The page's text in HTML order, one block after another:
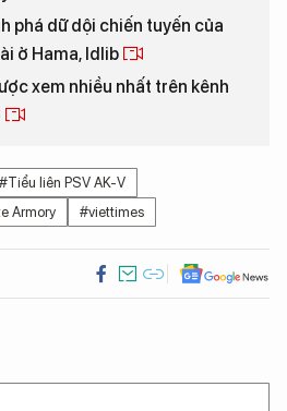
phá dữ dội chiến tuyến của
ở Hama, Idlib
xem nhiều nhất trên kênh
#Tiểu liên PSV AK-V
Armory
#viettimes